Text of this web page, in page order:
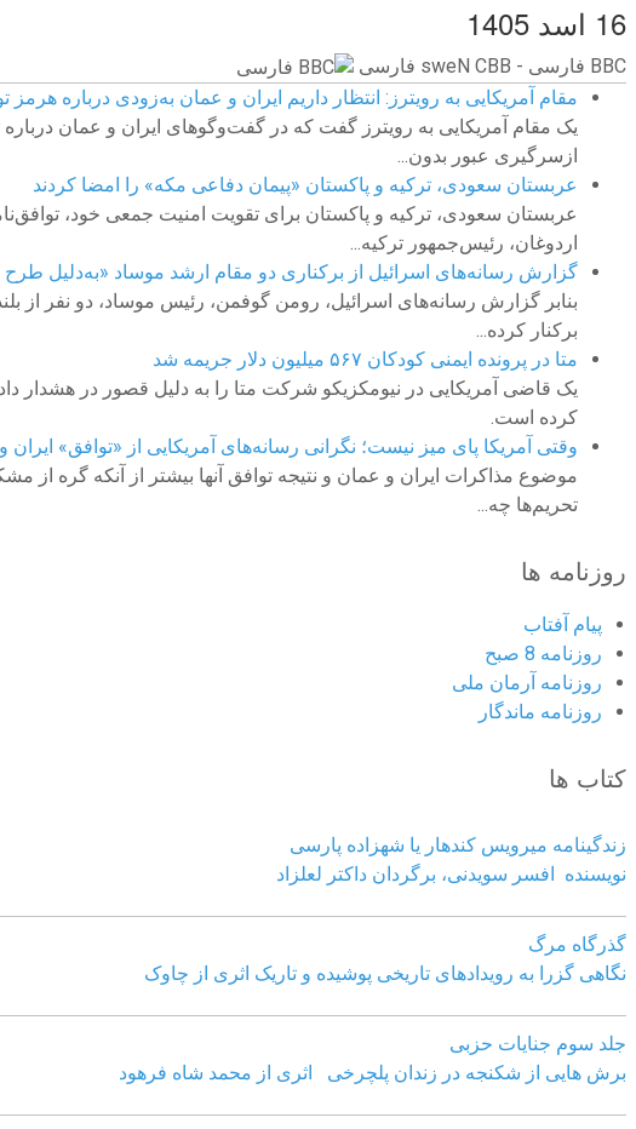
16 اسد 1405
BBC ‮فارسی - BBC News فارسی
مقام آمریکایی به رویترز: انتظار داریم ایران و عمان به‌زودی درباره هرمز
یک مقام آمریکایی به رویترز گفت که در گفت‌وگوهای ایران و عمان
ازسرگیری عبور بدون...
عربستان سعودی، ترکیه و پاکستان «پیمان دفاعی مکه» را امضا کردند
عربستان سعودی، ترکیه و پاکستان برای تقویت امنیت جمعی خود،
اردوغان، رئیس‌جمهور ترکیه...
گزارش‌‌ رسانه‌های اسرائیل از برکناری دو مقام ارشد موساد «به‌دلیل
بنابر گزارش رسانه‌های اسرائیل، رومن گوفمن، رئیس موساد، دو نفر از
برکنار کرده...
متا در پرونده ایمنی کودکان ۵۶۷ میلیون دلار جریمه شد
کرده است.
وقتی آمریکا پای میز نیست؛ نگرانی رسانه‌های آمریکایی از «توافق» ایران
موضوع مذاکرات ایران و عمان و نتیجه توافق آنها بیشتر از آنکه گره از
تحریم‌ها چه...
روزنامه ها
پیام آفتاب
روزنامه 8 صبح
روزنامه آرمان ملى
روزنامه ماندگار
کتاب ها
زندگینامه میرویس کندهار یا شهزاده پارسی
نویسنده افسر سویدنی، برگردان داکتر لعلزاد
گذرگاه مرگ
نگاهی گزرا به رویدادهای تاریخی پوشیده و تاریک اثری از چاوک
جلد سوم جنایات حزبی
برش هایی از شکنجه در زندان پلچرخی اثری از محمد شاه فرهود